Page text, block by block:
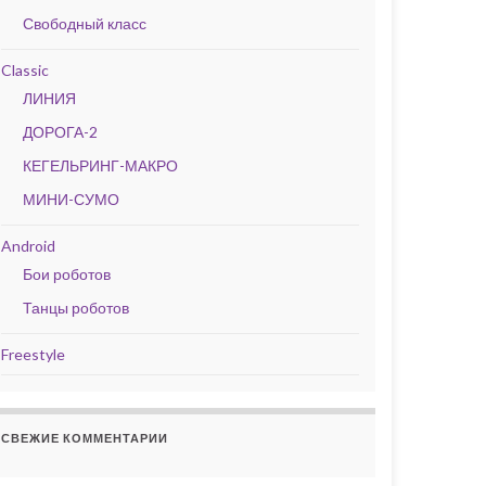
Свободный класс
Classic
ЛИНИЯ
ДОРОГА-2
КЕГЕЛЬРИНГ-МАКРО
МИНИ-СУМО
Android
Бои роботов
Танцы роботов
Freestyle
СВЕЖИЕ КОММЕНТАРИИ